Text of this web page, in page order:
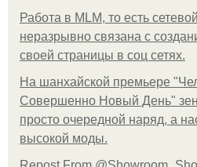
Работа в MLM, то есть
неразрывно связана с
своей страницы в соц сетях.
На шанхайской премьере
Совершенно Новый День"
просто очередной наряд, а
высокой моды.